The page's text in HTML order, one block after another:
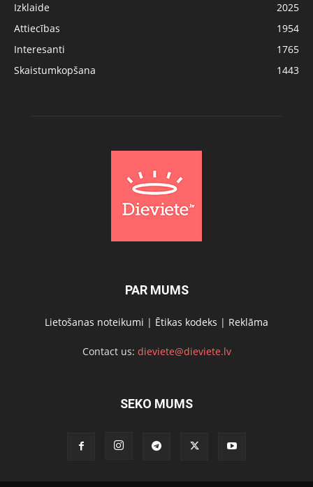
Izklaide
2025
Attiecības
1954
Interesanti
1765
Skaistumkopšana
1443
PAR MUMS
Lietošanas noteikumi | Ētikas kodeks | Reklāma
Contact us: dieviete@dieviete.lv
SEKO MUMS